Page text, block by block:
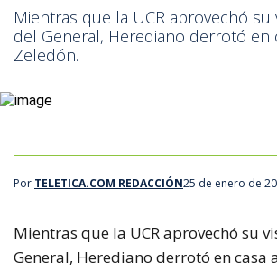
Mientras que la UCR aprovechó su
del General, Herediano derrotó en
Zeledón.
Por TELETICA.COM REDACCIÓN25 de enero de
Mientras que la UCR aprovechó su
General, Herediano derrotó en casa